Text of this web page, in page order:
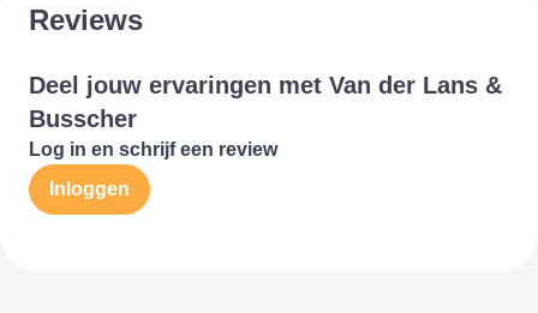
Reviews
Deel jouw ervaringen met Van der Lans &
Busscher
Log in en schrijf een review
Inloggen